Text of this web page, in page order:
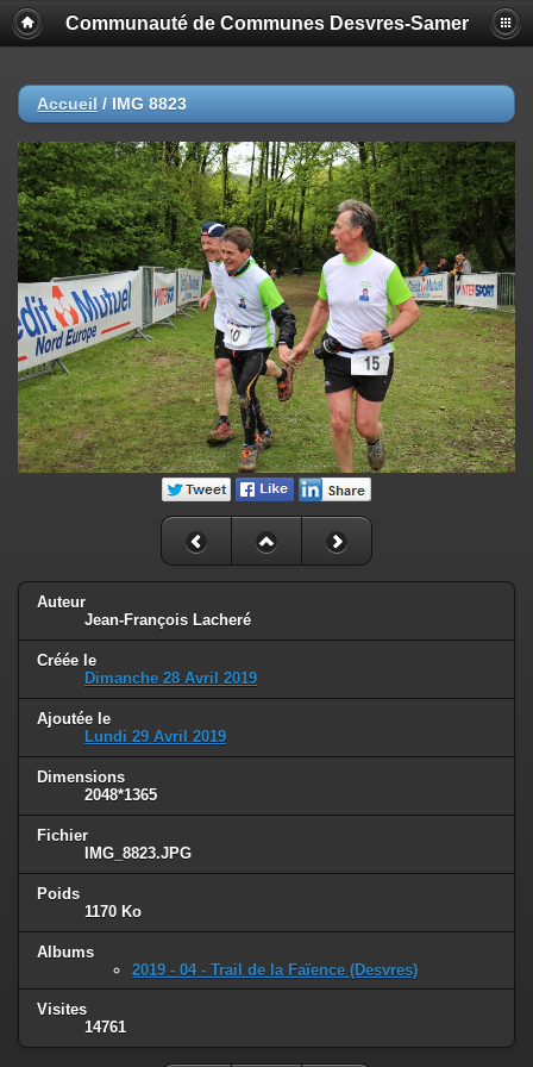
Communauté de Communes Desvres-Samer
Accueil / IMG 8823
Auteur
Jean-François Lacheré
Créée le
Dimanche 28 Avril 2019
Ajoutée le
Lundi 29 Avril 2019
Dimensions
2048*1365
Fichier
IMG_8823.JPG
Poids
1170 Ko
Albums
2019 - 04 - Trail de la Faïence (Desvres)
Visites
14761